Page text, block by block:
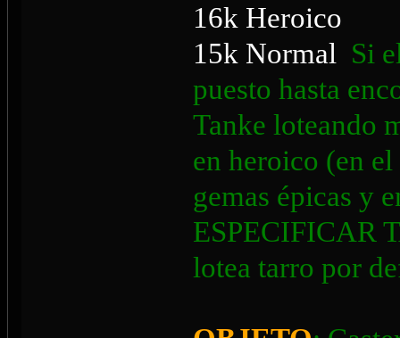
16k Heroico
15k Normal Si
puesto hasta
Tanke loteando
en heroico (en
gemas épicas y
ESPECIFICAR
lotea tarro por